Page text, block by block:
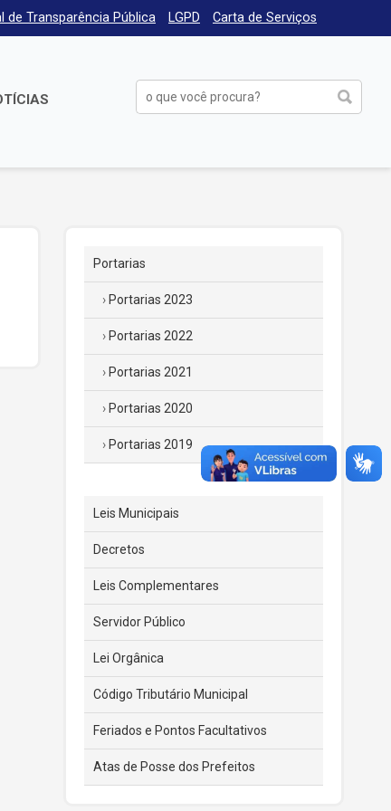
de Transparência Pública LGPD Carta de Serviços
Portarias
Portarias 2023
Portarias 2022
Portarias 2021
Portarias 2020
Portarias 2019
Leis Municipais
Decretos
Leis Complementares
Servidor Público
Lei Orgânica
Código Tributário Municipal
Feriados e Pontos Facultativos
Atas de Posse dos Prefeitos